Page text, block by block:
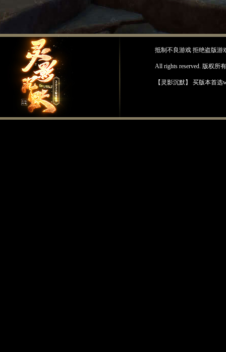
抵制不良游戏 拒绝盗版游
All rights reserved. 版权所
【灵影沉默】 买版本首选